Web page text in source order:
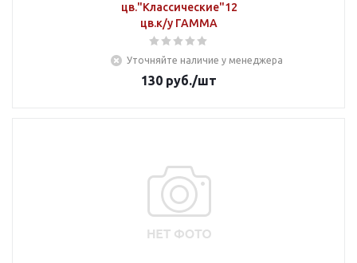
цв."Классические"12
цв.к/у ГАММА
Уточняйте наличие у менеджера
130 руб./шт